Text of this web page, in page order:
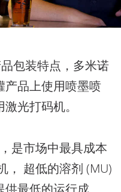
包装特点，多米诺
产品上使用喷墨喷
光打码机。
是市场中最具成本
， 超低的溶剂 (MU)